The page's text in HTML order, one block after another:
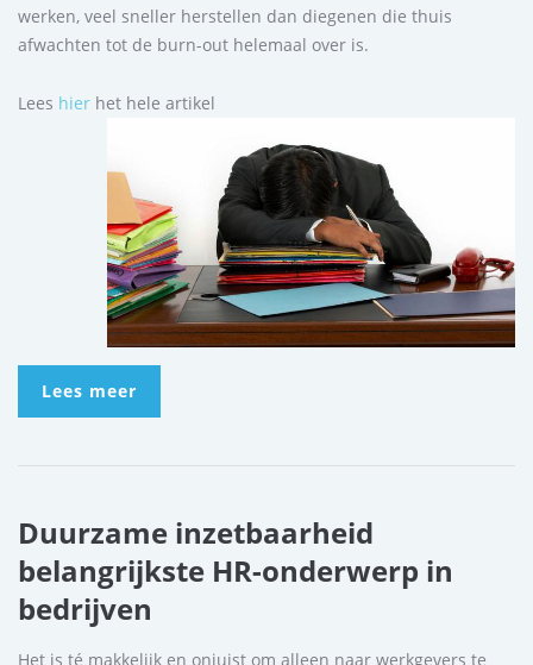
werken, veel sneller herstellen dan diegenen die thuis
afwachten tot de burn-out helemaal over is.
Lees hier het hele artikel
Lees meer
Duurzame inzetbaarheid
belangrijkste HR-onderwerp in
bedrijven
Het is té makkelijk en onjuist om alleen naar werkgevers te